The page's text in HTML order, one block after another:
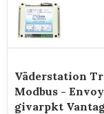
Väderstation
Modbus -
givarpkt